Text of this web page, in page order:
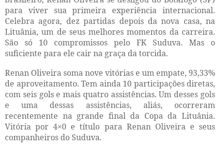
para viver sua primeira experiência internacional.
Celebra agora, dez partidas depois da nova casa, na
Lituânia, um de seus melhores momentos da carreira.
São só 10 compromissos pelo FK Suduva. Mas o
suficiente para ele cair na graça da torcida.
Renan Oliveira soma nove vitórias e um empate, 93,33%
de aproveitamento. Tem ainda 10 participações diretas,
com seis gols e mais quatro assistências. Um desses gols
e uma dessas assistências, aliás, ocorreram
recentemente na grande final da Copa da Lituânia.
Vitória por 4×0 e título para Renan Oliveira e seus
companheiros do Suduva.